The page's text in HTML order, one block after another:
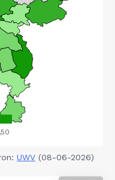
UWV (08-06-2026)